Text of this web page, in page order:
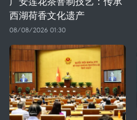
西湖荷香文化遗产
08/08/2026 01:30